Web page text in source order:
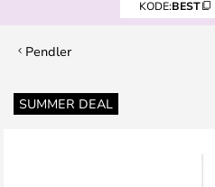
KODE:BEST
Pendler
SUMMER DEAL
Gå
til